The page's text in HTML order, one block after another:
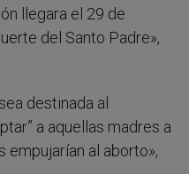
llegara el 29 de
del Santo Padre»,
destinada al
a aquellas madres a
empujarían al aborto»,